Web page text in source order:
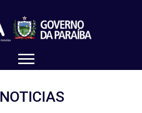
NOTICIAS